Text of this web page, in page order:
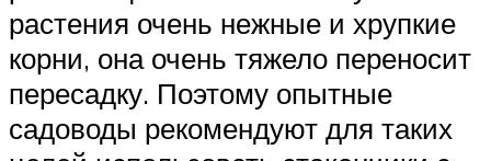
растения очень нежные и хрупкие
корни, она очень тяжело переносит
пересадку. Поэтому опытные
садоводы рекомендуют для таких